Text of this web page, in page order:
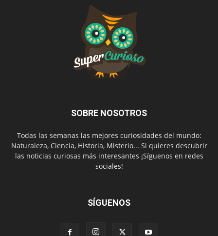
SOBRE NOSOTROS
Todas las semanas las mejores curiosidades del mundo:
Naturaleza, Ciencia, Historia, Misterio... Si quieres descubrir
las noticias curiosas más interesantes ¡Síguenos en redes
sociales!
SÍGUENOS